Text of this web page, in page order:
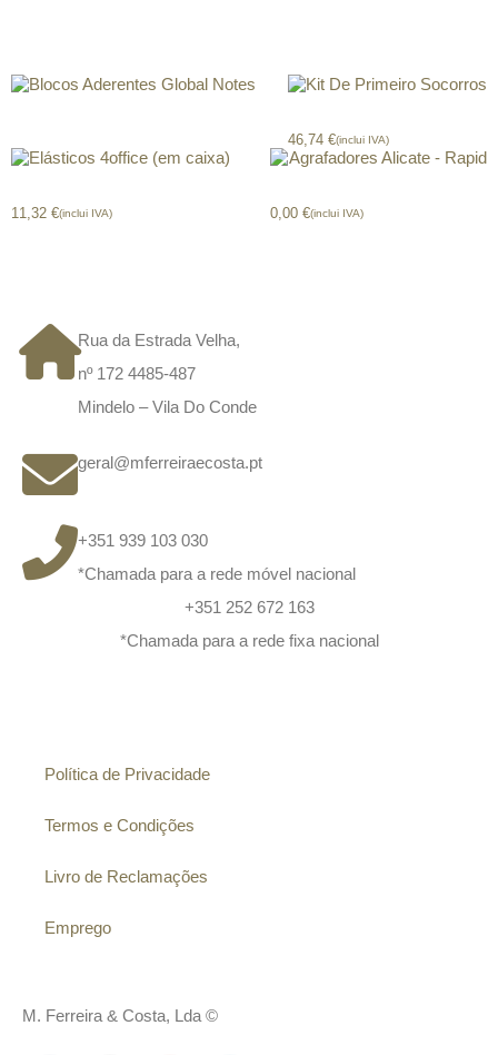
46,74 €(inclui IVA)
11,32 €(inclui IVA) 0,00 €(inclui IVA)
Rua da Estrada Velha,
nº 172 4485-487
Mindelo – Vila Do Conde
geral@mferreiraecosta.pt
+351 939 103 030
*Chamada para a rede móvel nacional
+351 252 672 163
*Chamada para a rede fixa nacional
Política de Privacidade
Termos e Condições
Livro de Reclamações
Emprego
M. Ferreira & Costa, Lda ©